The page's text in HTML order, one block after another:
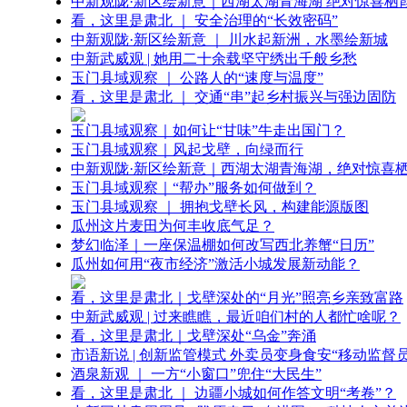
看，这里是肃北 ｜ 安全治理的“长效密码”
中新观陇·新区绘新意 ｜ 川水起新洲，水墨绘新城
中新武威观 | 她用二十余载坚守绣出千般乡愁
玉门县域观察 ｜ 公路人的“速度与温度”
看，这里是肃北 ｜ 交通“串”起乡村振兴与强边固防
玉门县域观察｜如何让“甘味”牛走出国门？
玉门县域观察｜风起戈壁，向绿而行
中新观陇·新区绘新意｜西湖太湖青海湖，绝对惊喜
玉门县域观察｜“帮办”服务如何做到？
玉门县域观察 ｜ 拥抱戈壁长风，构建能源版图
瓜州这片麦田为何丰收底气足？
梦幻临泽｜一座保温棚如何改写西北养蟹“日历”
瓜州如何用“夜市经济”激活小城发展新动能？
看，这里是肃北｜戈壁深处的“月光”照亮乡亲致富路
中新武威观 | 过来瞧瞧，最近咱们村的人都忙啥呢？
看，这里是肃北｜戈壁深处“乌金”奔涌
市语新说 | 创新监管模式 外卖员变身食安“移动监督
酒泉新观 ｜ 一方“小窗口”兜住“大民生”
看，这里是肃北 ｜ 边疆小城如何作答文明“考卷”？